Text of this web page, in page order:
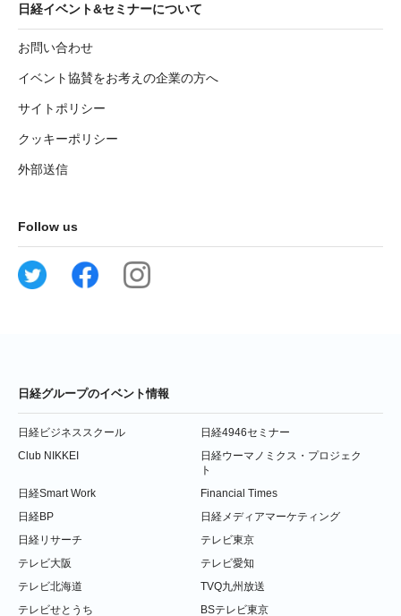
日経イベント&セミナーについて
お問い合わせ
イベント協賛をお考えの企業の方へ
サイトポリシー
クッキーポリシー
外部送信
Follow us
日経グループのイベント情報
日経ビジネススクール
日経4946セミナー
Club NIKKEI
日経ウーマノミクス・プロジェク
ト
日経Smart Work
Financial Times
日経BP
日経メディアマーケティング
日経リサーチ
テレビ東京
テレビ大阪
テレビ愛知
テレビ北海道
TVQ九州放送
テレビせとうち
BSテレビ東京